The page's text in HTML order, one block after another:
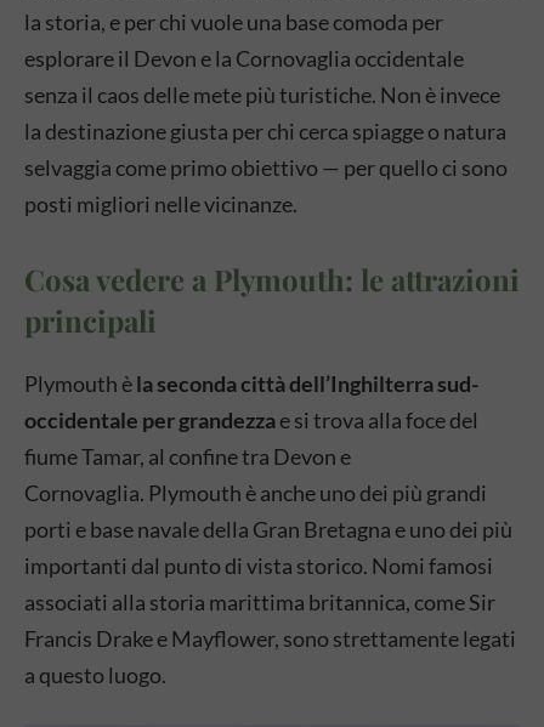
la storia, e per chi vuole una base comoda per
esplorare il Devon e la Cornovaglia occidentale
senza il caos delle mete più turistiche. Non è invece
la destinazione giusta per chi cerca spiagge o natura
selvaggia come primo obiettivo — per quello ci sono
posti migliori nelle vicinanze.
Cosa vedere a Plymouth: le attrazioni
principali
Plymouth èla seconda città dell’Inghilterra sud-
occidentale per grandezzae si trova alla foce del
fiume Tamar, al confine tra Devon e
Cornovaglia. Plymouth è anche uno dei più grandi
porti e base navale della Gran Bretagna e uno dei più
importanti dal punto di vista storico. Nomi famosi
associati alla storia marittima britannica, come Sir
Francis Drake e Mayflower, sono strettamente legati
a questo luogo.